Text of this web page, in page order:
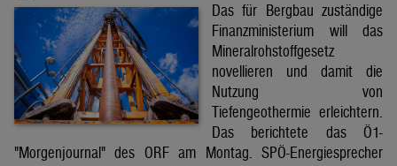
Das für Bergbau zuständige
Finanzministerium will das
Mineralrohstoffgesetz
novellieren und damit die
Nutzung von
Tiefengeothermie erleichtern.
Das berichtete das Ö1-
"Morgenjournal" des ORF am Montag. SPÖ-Energiesprecher